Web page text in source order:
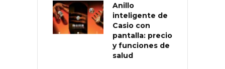
Anillo
inteligente de
Casio con
pantalla: precio
y funciones de
salud